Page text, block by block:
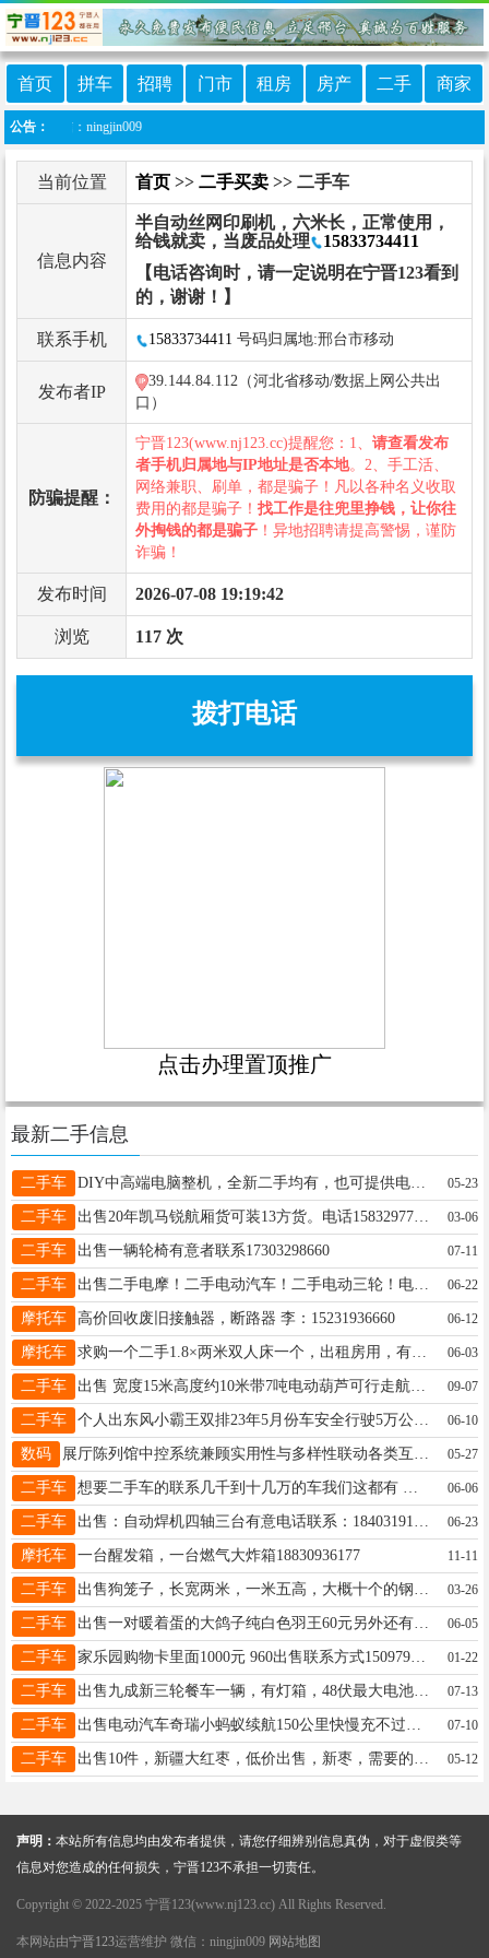
首页 拼车 招聘 门市 租房 房产 二手 商家
公告：
客服微信：ningjin009
当前位置 首页 >> 二手买卖 >> 二手车
信息内容
半自动丝网印刷机，六米长，正常使用，
给钱就卖，当废品处理
15833734411
【电话咨询时，请一定说明在宁晋123看到
的，谢谢！】
联系手机 15833734411 号码归属地:邢台市移动
发布者IP
39.144.84.112（河北省移动/数据上网公共出
口）
防骗提醒：
宁晋123(www.nj123.cc)提醒您：1、 请查看发布
者手机归属地与IP地址是否本地。2、手工活、
网络兼职、刷单，都是骗子！凡以各种名义收取
费用的都是骗子！ 找工作是往兜里挣钱，让你往
外掏钱的都是骗子 ！异地招聘请提高警惕，谨防
诈骗！
发布时间 2026-07-08 19:19:42
浏览 117 次
拨打电话
点击办理置顶推广
最新二手信息
二手车 DIY中高端电脑整机，全新二手均有，也可提供电脑租赁服务！+V15030976295 05-23
二手车 出售20年凯马锐航厢货可装13方货。电话15832977017 03-06
二手车 出售一辆轮椅有意者联系17303298660 07-11
二手车 出售二手电摩！二手电动汽车！二手电动三轮！电四轮！！顺发闲置19103229880 06-22
摩托车 高价回收废旧接触器，断路器 李：15231936660 06-12
摩托车 求购一个二手1.8×两米双人床一个，出租房用，有闲置的可以联系13383195259 06-03
二手车 09-07
二手车 个人出东风小霸王双排23年5月份车安全行驶5万公里无磕碰2.2w诚意购18875745025 06-10
数码 05-27
二手车 06-06
二手车 06-23
摩托车 一台醒发箱，一台燃气大炸箱18830936177 11-11
二手车 03-26
二手车 出售一对暖着蛋的大鸽子纯白色羽王60元另外还有几对信鸽鸽子30元一只因为没有时间喂养了电话忙的时候加微信同号13473081205 06-05
二手车 家乐园购物卡里面1000元 960出售联系方式15097905784 01-22
二手车 出售九成新三轮餐车一辆，有灯箱，48伏最大电池非诚勿扰，联系电话18233006866 07-13
二手车 07-10
二手车 05-12
声明： 本站所有信息均由发布者提供，请您仔细辨别信息真伪，对于虚假类等
信息对您造成的任何损失，宁晋123不承担一切责任。
Copyright © 2022-2025 宁晋123(www.nj123.cc) All Rights Reserved.
本网站由宁晋123运营维护 微信：ningjin009 网站地图